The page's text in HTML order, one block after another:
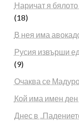
Наричат я
(18)
В нея има
Русия извърши
(9)
Очаква се
Кой има имен ден
Днес в